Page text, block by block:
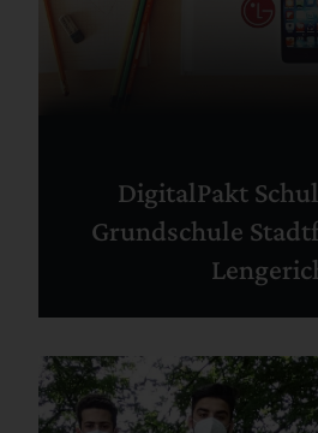
DigitalPakt
Grundschule